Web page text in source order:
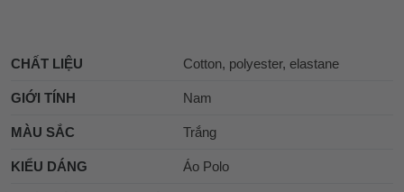
CHẤT LIỆU Cotton, polyester, elastane
GIỚI TÍNH Nam
MÀU SẮC Trắng
KIỂU DÁNG Áo Polo